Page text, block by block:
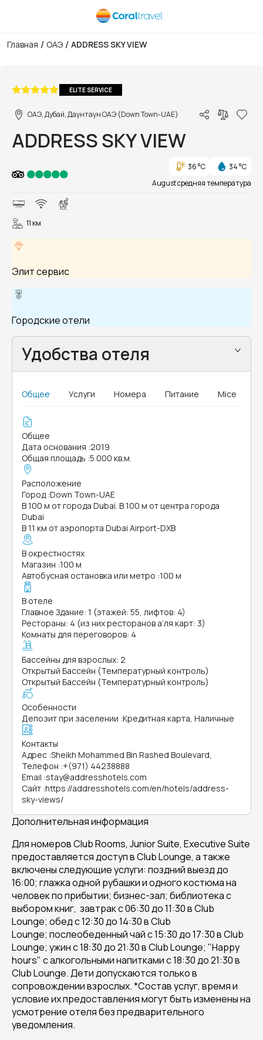
Главная / ОАЭ / ADDRESS SKY VIEW
ELITE SERVICE
ОАЭ, Дубай, Даунтаун ОАЭ (Down Town-UAE)
ADDRESS SKY VIEW
36 °C
34 °C
August средняя температура
11 км
Элит сервис
Городские отели
Удобства отеля
Общее Услуги Номера Питание Mice
Общее
Дата основания :2019
Общая площадь :5 000 кв.м.
Расположение
Город :Down Town-UAE
В 100 м от города Dubai. В 100 м от центра города
Dubai
В 11 км от аэропорта Dubai Airport-DXB
В окрестностях
Магазин :100 м
Автобусная остановка или метро :100 м
В отеле
Главное Здание: 1 (этажей: 55, лифтов: 4)
Рестораны: 4 (из них ресторанов а’ля карт: 3)
Комнаты для переговоров: 4
Бассейны для взрослых: 2
Открытый Бассейн (Температурный контроль)
Открытый Бассейн (Температурный контроль)
Особенности
Депозит при заселении :Кредитная карта, Наличные
Контакты
Адрес :Sheikh Mohammed Bin Rashed Boulevard,
Телефон :+(971) 44238888
Email :stay@addresshotels.com
Сайт :https://addresshotels.com/en/hotels/address-
sky-views/
Дополнительная информация
Для номеров Club Rooms, Junior Suite, Executive Suite
предоставляется доступ в Club Lounge, а также
включены следующие услуги: поздний выезд до
16:00; глажка одной рубашки и одного костюма на
человек по прибытии; бизнес-зал; библиотека с
выбором книг, завтрак с 06:30 до 11:30 в Club
Lounge; обед с 12:30 до 14:30 в Club
Lounge; послеобеденный чай с 15:30 до 17:30 в Club
Lounge; ужин с 18:30 до 21:30 в Club Lounge; "Happy
hours" c алкогольными напитками с 18:30 до 21:30 в
Club Lounge. Дети допускаются только в
сопровождении взрослых. *Состав услуг, время и
условие их предоставления могут быть изменены на
усмотрение отеля без предварительного
уведомления.